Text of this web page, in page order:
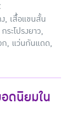
, เสื้อแขนสั้น
ะโปรงยาว,
ก, แว่นกันแดด,
ดนิยมใน